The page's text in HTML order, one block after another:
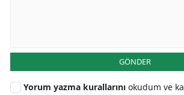
GÖNDER
Yorum yazma kurallarını okudum ve